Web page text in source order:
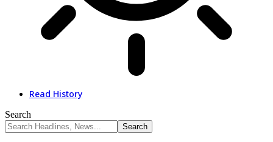
Read History
Search